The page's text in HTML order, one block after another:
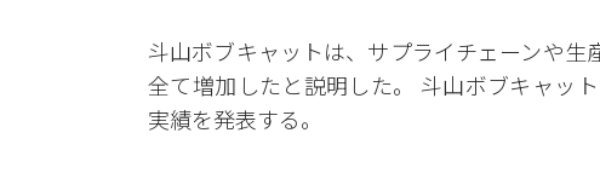
斗山ボブキャットは、サプライチェーンや
全て増加したと説明した。 斗山ボブキャッ
実績を発表する。